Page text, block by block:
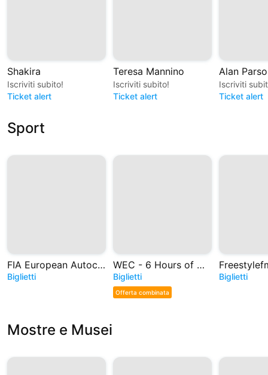
Shakira
Iscriviti subito!
Ticket alert
Teresa Mannino
Iscriviti subito!
Ticket alert
Alan
Iscriviti
Ticket alert
Sport
FIA European Autocross and Cross Car Championships
Biglietti
WEC - 6 Hours of Monza 2026
Biglietti
Offerta combinata
Biglietti
Mostre e Musei